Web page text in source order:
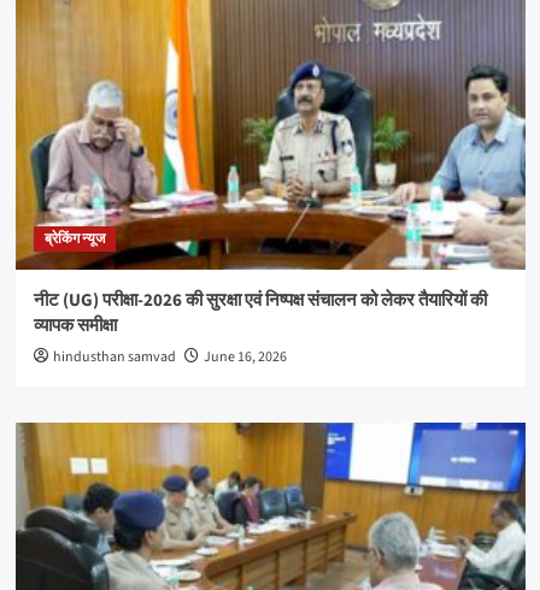
ब्रेकिंग न्यूज
नीट (UG) परीक्षा-2026 की सुरक्षा एवं निष्पक्ष संचालन को लेकर तैयारियों की
व्यापक समीक्षा
hindusthan samvad June 16, 2026